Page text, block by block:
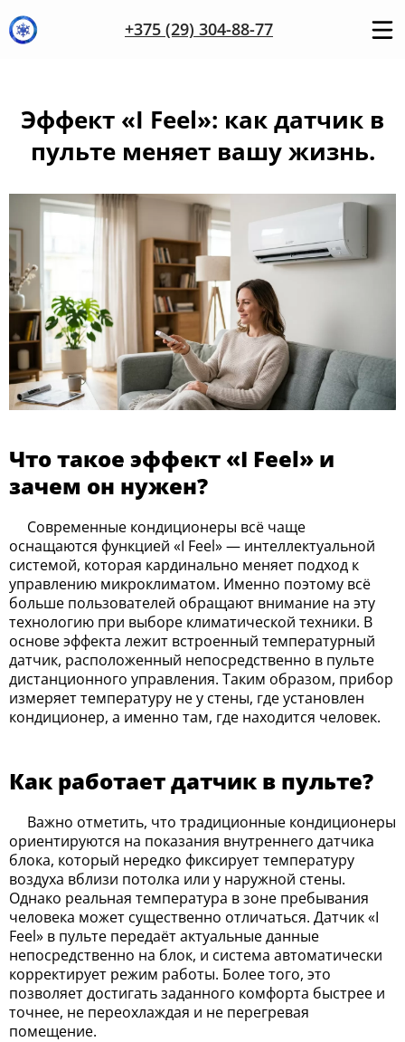
+375 (29) 304-88-77
Эффект «I Feel»: как датчик в
пульте меняет вашу жизнь.
Что такое эффект «I Feel» и
зачем он нужен?
Современные кондиционеры всё чаще
оснащаются функцией «I Feel» — интеллектуальной
системой, которая кардинально меняет подход к
управлению микроклиматом. Именно поэтому всё
больше пользователей обращают внимание на эту
технологию при выборе климатической техники. В
основе эффекта лежит встроенный температурный
датчик, расположенный непосредственно в пульте
дистанционного управления. Таким образом, прибор
измеряет температуру не у стены, где установлен
кондиционер, а именно там, где находится человек.
Как работает датчик в пульте?
Важно отметить, что традиционные кондиционеры
ориентируются на показания внутреннего датчика
блока, который нередко фиксирует температуру
воздуха вблизи потолка или у наружной стены.
Однако реальная температура в зоне пребывания
человека может существенно отличаться. Датчик «I
Feel» в пульте передаёт актуальные данные
непосредственно на блок, и система автоматически
корректирует режим работы. Более того, это
позволяет достигать заданного комфорта быстрее и
точнее, не переохлаждая и не перегревая
помещение.